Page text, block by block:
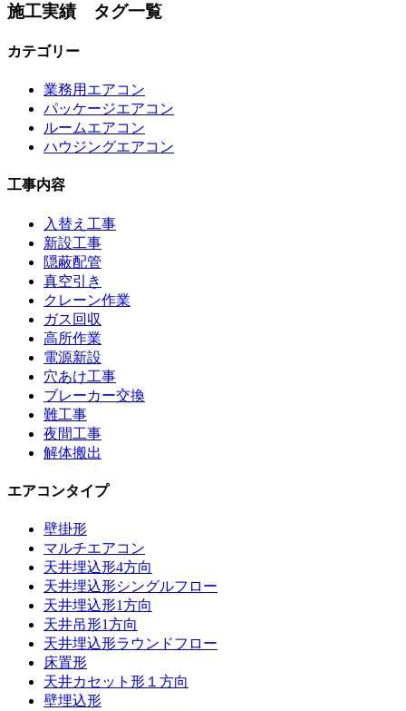
施工実績 タグ一覧
カテゴリー
業務用エアコン
パッケージエアコン
ルームエアコン
ハウジングエアコン
工事内容
入替え工事
新設工事
隠蔽配管
真空引き
クレーン作業
ガス回収
高所作業
電源新設
穴あけ工事
ブレーカー交換
難工事
夜間工事
解体搬出
エアコンタイプ
壁掛形
マルチエアコン
天井埋込形4方向
天井埋込形シングルフロー
天井埋込形1方向
天井吊形1方向
天井埋込形ラウンドフロー
床置形
天井カセット形１方向
壁埋込形